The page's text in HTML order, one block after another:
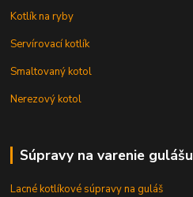
Kotlík na ryby
Servírovací kotlík
Smaltovaný kotol
Nerezový kotol
Súpravy na varenie gulášu
Lacné kotlíkové súpravy na guláš